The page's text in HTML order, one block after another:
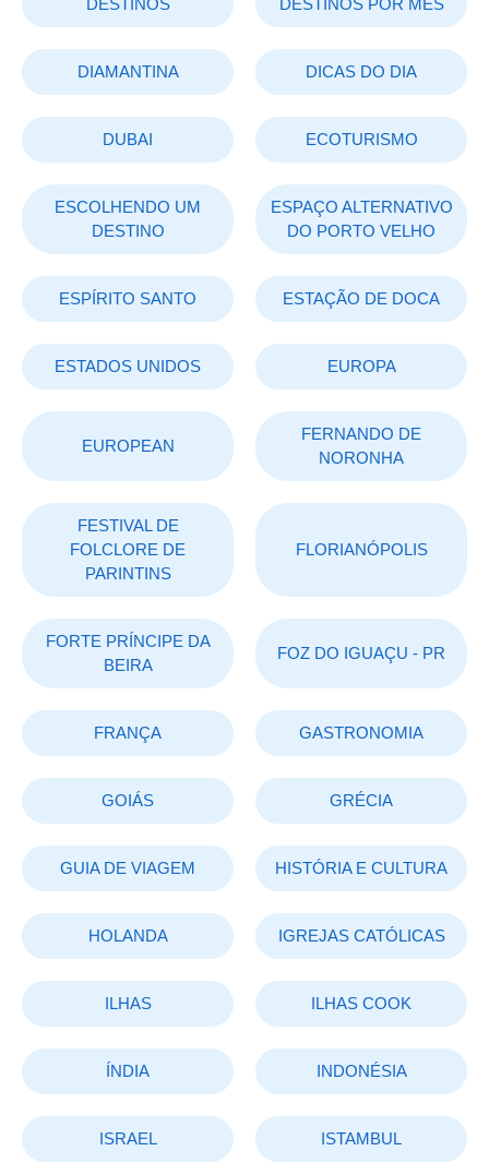
DESTINOS DESTINOS POR MÊS
DIAMANTINA DICAS DO DIA
DUBAI ECOTURISMO
ESCOLHENDO UM
DESTINO
ESPAÇO ALTERNATIVO
DO PORTO VELHO
ESPÍRITO SANTO ESTAÇÃO DE DOCA
ESTADOS UNIDOS EUROPA
EUROPEAN
FERNANDO DE
NORONHA
FESTIVAL DE
FOLCLORE DE
PARINTINS
FLORIANÓPOLIS
FORTE PRÍNCIPE DA
BEIRA
FOZ DO IGUAÇU - PR
FRANÇA GASTRONOMIA
GOIÁS GRÉCIA
GUIA DE VIAGEM HISTÓRIA E CULTURA
HOLANDA IGREJAS CATÓLICAS
ILHAS ILHAS COOK
ÍNDIA INDONÉSIA
ISRAEL ISTAMBUL